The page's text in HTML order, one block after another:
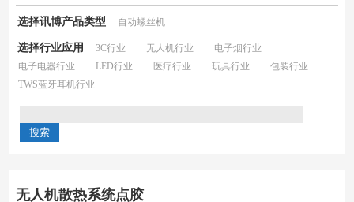
选择讯博产品类型 自动螺丝机
选择行业应用 3C行业 无人机行业
电子烟行业
电子电器行业
LED行业 医疗行业 玩具行业
包装行业
TWS蓝牙耳机行业
无人机散热系统点胶